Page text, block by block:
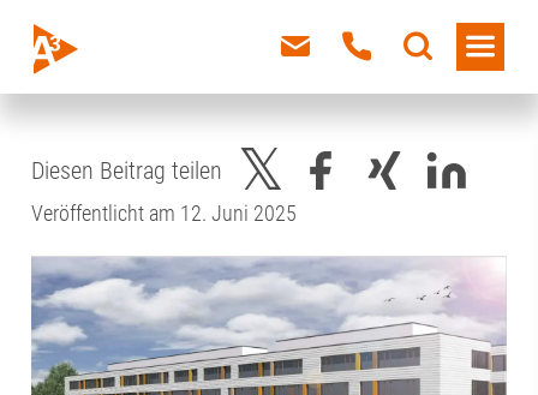
Diesen Beitrag teilen
Veröffentlicht am 12. Juni 2025